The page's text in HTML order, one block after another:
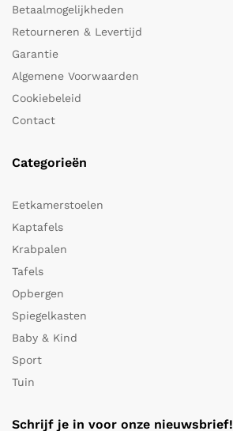
Betaalmogelijkheden
Retourneren & Levertijd
Garantie
Algemene Voorwaarden
Cookiebeleid
Contact
Categorieën
Eetkamerstoelen
Kaptafels
Krabpalen
Tafels
Opbergen
Spiegelkasten
Baby & Kind
Sport
Tuin
Schrijf je in voor onze nieuwsbrief!